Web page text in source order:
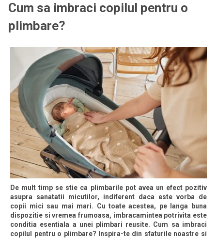
Limba
Dupa schimbarea tarii, unele produse pot fi eliminate din cos
Confirma
Cum sa imbraci copilul pentru o
plimbare?
De mult timp se stie ca plimbarile pot avea un efect pozitiv
asupra sanatatii micutilor, indiferent daca este vorba de
copii mici sau mai mari. Cu toate acestea, pe langa buna
dispozitie si vremea frumoasa, imbracamintea potrivita este
conditia esentiala a unei plimbari reusite. Cum sa imbraci
copilul pentru o plimbare? Inspira-te din sfaturile noastre si